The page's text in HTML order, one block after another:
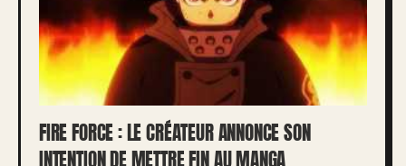
FIRE FORCE : LE CRÉATEUR ANNONCE SON
INTENTION DE METTRE FIN AU MANGA